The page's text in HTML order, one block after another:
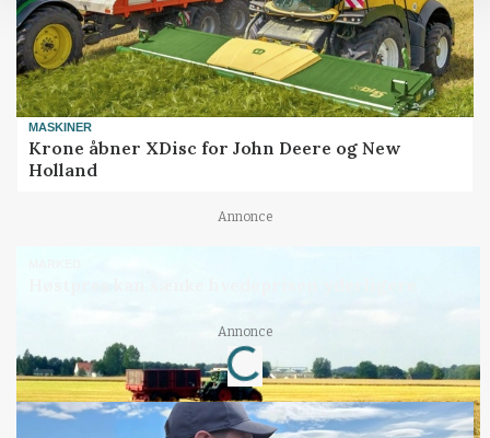
MASKINER
Krone åbner XDisc for John Deere og New
Holland
Annonce
Annonce
Loading...